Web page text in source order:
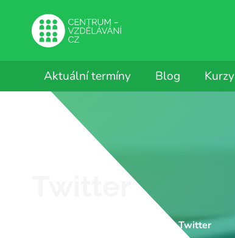
Aktuální termíny Blog Kurzy
Twitter
Twitter